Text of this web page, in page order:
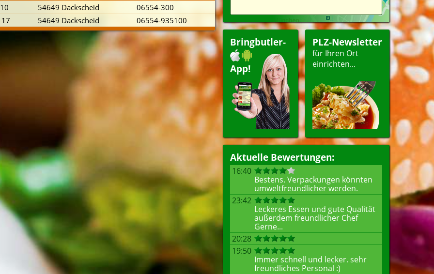
Kontakt
Bringbutler-
App!
PLZ-Newsletter
für Ihren Ort
einrichten...
Aktuelle Bewertungen:
16:40
Bestens. Verpackungen könnten
umweltfreundlicher werden.
23:42
Leckeres Essen und gute Qualität
außerdem freundlicher Chef
Gerne...
20:28
19:50
Immer schnell und lecker. sehr
freundliches Personal :)
54649 Dackscheid
06554-300
54649 Dackscheid 06554-935100